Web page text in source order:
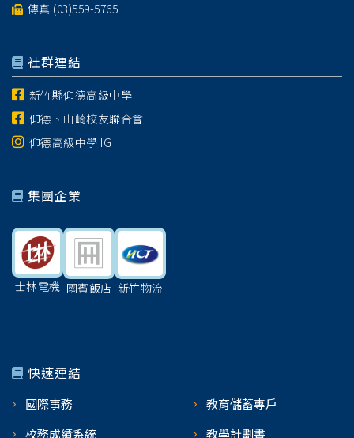
傳真 (03)559-5765
社群連結
新竹縣仰德高級中學
仰德、山崎校友聯合會
仰德高級中學 IG
集團企業
士林電機 國賓飯店 新竹物流
快速連結
國際事務
教育儲蓄專戶
校務成績系統
教學計劃書